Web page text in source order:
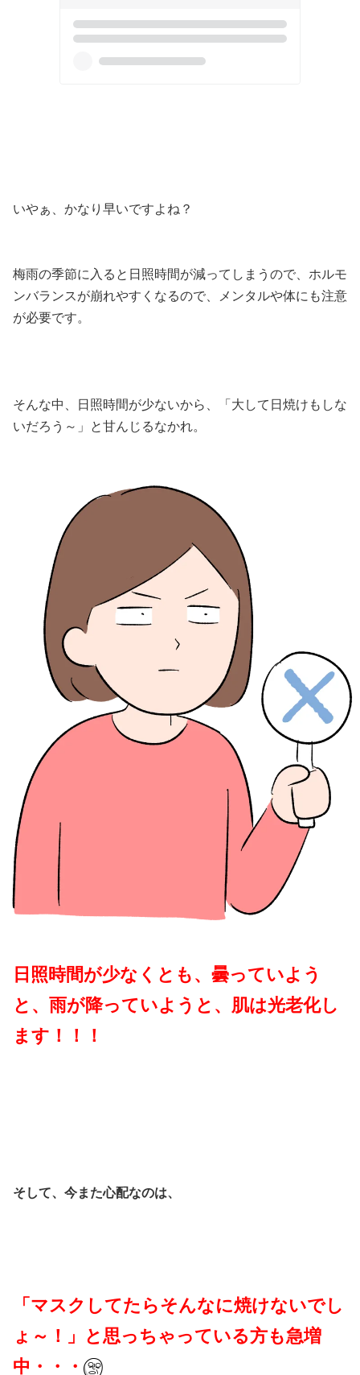
いやぁ、かなり早いですよね？
梅雨の季節に入ると日照時間が減ってしまうので、ホルモ
ンバランスが崩れやすくなるので、メンタルや体にも注意
が必要です。
そんな中、日照時間が少ないから、「大して日焼けもしな
いだろう～」と甘んじるなかれ。
日照時間が少なくとも、曇っていよう
と、雨が降っていようと、肌は光老化し
ます！！！
そして、今また心配なのは、
「マスクしてたらそんなに焼けないでし
ょ～！」と思っちゃっている方も急増
中・・・